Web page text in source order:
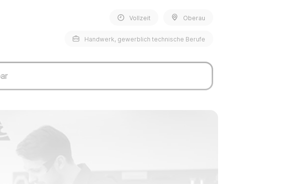
Vollzeit Oberau
Handwerk, gewerblich technische Berufe